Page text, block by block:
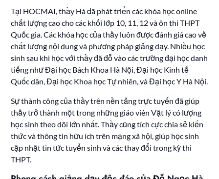
Tại HOCMAI, thầy Hà đã phát triển các khóa học online
chất lượng cao cho các khối lớp 10, 11, 12 và ôn thi THPT
Quốc gia. Các khóa học của thầy luôn được đánh giá cao về
chất lượng nội dung và phương pháp giảng dạy. Nhiều học
sinh sau khi học với thầy đã đỗ vào các trường đại học danh
tiếng như Đại học Bách Khoa Hà Nội, Đại học Kinh tế
Quốc dân, Đại học Khoa học Tự nhiên, và Đại học Y Hà Nội.
Sự thành công của thầy trên nền tảng trực tuyến đã giúp
thầy trở thành một trong những giáo viên Vật lý có lượng
học sinh theo dõi lớn nhất. Thầy cũng tích cực chia sẻ kiến
thức và thông tin hữu ích trên mạng xã hội, giúp học sinh
cập nhật tin tức tuyển sinh và các thay đổi trong kỳ thi
THPT.